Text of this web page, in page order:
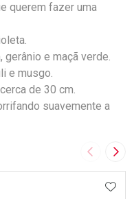
querem fazer uma
gerânio e maçã verde.
e musgo.
de 30 cm.
suavemente a
Imagem
AOS FAVORITOS